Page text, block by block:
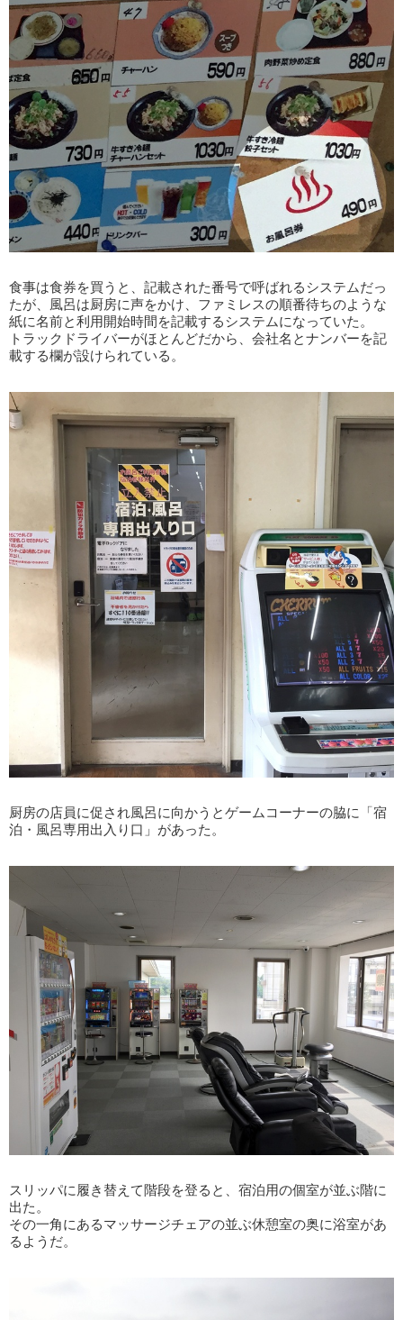
食事は食券を買うと、記載された番号で呼ばれるシステムだっ
たが、風呂は厨房に声をかけ、ファミレスの順番待ちのような
紙に名前と利用開始時間を記載するシステムになっていた。
トラックドライバーがほとんどだから、会社名とナンバーを記
載する欄が設けられている。
厨房の店員に促され風呂に向かうとゲームコーナーの脇に「宿
泊・風呂専用出入り口」があった。
スリッパに履き替えて階段を登ると、宿泊用の個室が並ぶ階に
出た。
その一角にあるマッサージチェアの並ぶ休憩室の奥に浴室があ
るようだ。